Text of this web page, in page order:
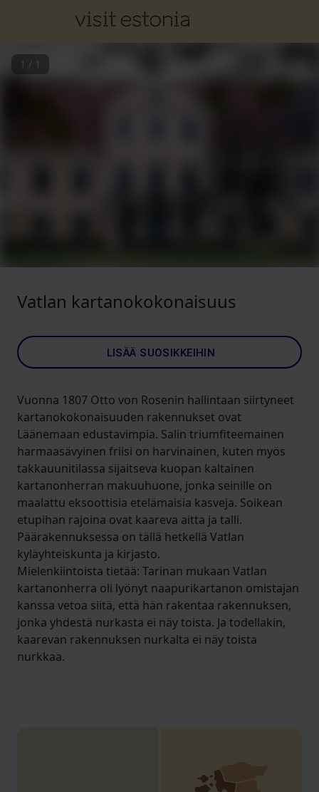
1 / 1
Vatlan kartanokokonaisuus
LISÄÄ SUOSIKKEIHIN
Vuonna 1807 Otto von Rosenin hallintaan siirtyneet
kartanokokonaisuuden rakennukset ovat
Läänemaan edustavimpia. Salin triumfiteemainen
harmaasävyinen friisi on harvinainen, kuten myös
takkauunitilassa sijaitseva kuopan kaltainen
kartanonherran makuuhuone, jonka seinille on
maalattu eksoottisia etelämaisia kasveja. Soikean
etupihan rajoina ovat kaareva aitta ja talli.
Päärakennuksessa on tällä hetkellä Vatlan
kyläyhteiskunta ja kirjasto.
Mielenkiintoista tietää: Tarinan mukaan Vatlan
kartanonherra oli lyönyt naapurikartanon omistajan
kanssa vetoa siitä, että hän rakentaa rakennuksen,
jonka yhdestä nurkasta ei näy toista. Ja todellakin,
kaarevan rakennuksen nurkalta ei näy toista
nurkkaa.